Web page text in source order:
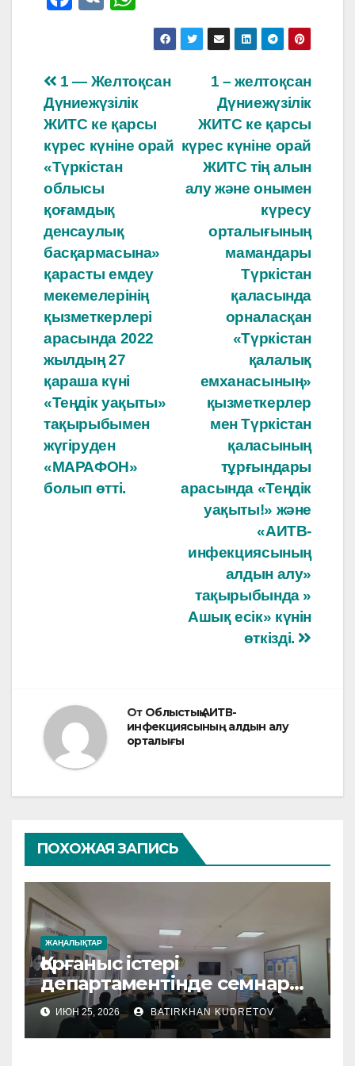
e
b
o
o
k
at
s
A
p
p
Навигация
по
записям
1 – желтоқсан
Дүниежүзілік
ЖИТС ке қарсы
күрес күніне орай
ЖИТС тің алын
алу және онымен
күресу
орталығының
мамандары
Түркістан
қаласында
орналасқан
«Түркістан
қалалық
емханасының»
қызметкерлер
мен Түркістан
қаласының
тұрғындары
арасында «Теңдік
уақыты!» және
«АИТВ-
инфекциясының
алдын алу»
тақырыбында »
Ашық есік» күнін
өткізді.
1 — Желтоқсан
Дүниежүзілік
ЖИТС ке қарсы
күрес күніне орай
«Түркістан
облысы
қоғамдық
денсаулық
басқармасына»
қарасты емдеу
мекемелерінің
қызметкерлері
арасында 2022
жылдың 27
қараша күні
«Теңдік уақыты»
тақырыбымен
жүгіруден
«МАРАФОН»
болып өтті.
От Облыстық АИТВ-
инфекциясының алдын алу
орталығы
ПОХОЖАЯ ЗАПИСЬ
ЖАҢАЛЫҚТАР
Қорғаныс істері
департаментінде семнар
өтті
ИЮН 25, 2026 BATIRKHAN KUDRETOV